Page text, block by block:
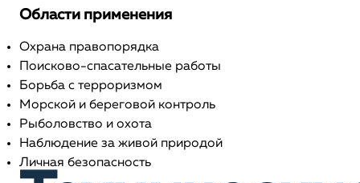
Области применения
Охрана правопорядка
Поисково-спасательные работы
Борьба с терроризмом
Морской и береговой контроль
Рыболовство и охота
Наблюдение за живой природой
Личная безопасность